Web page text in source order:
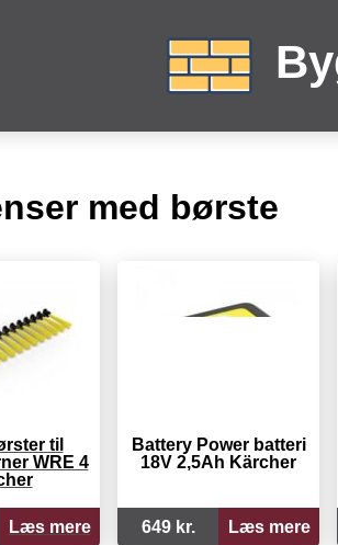
med børste
til
WRE 4
Læs mere
Battery Power batteri
18V 2,5Ah Kärcher
649 kr. Læs mere